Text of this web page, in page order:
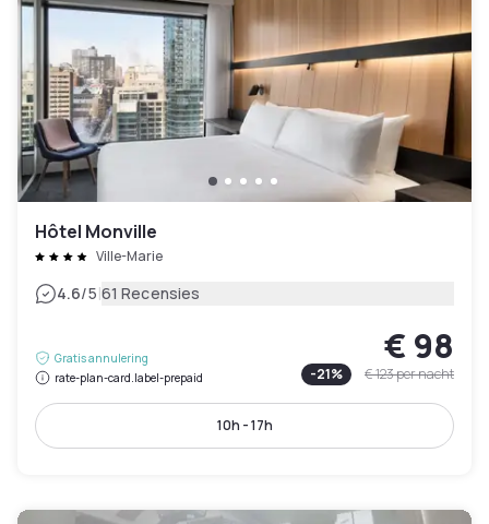
Hôtel Monville
Ville-Marie
4.6/5|61 Recensies
Gratis annulering
rate-plan-card.label-prepaid
€ 98
-21% € 123per nacht
10h - 17h